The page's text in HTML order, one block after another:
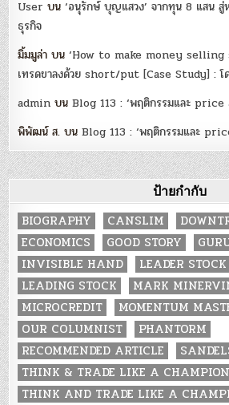
User บน‘อนุรักษ์ บุญแสวง’ จากทุน 8 แสน สู่
ธุรกิจ
มิ้มมูล่า บน‘How to make money selling
เทรดขาลงด้วย short/put [Case Study] : โ
admin บนBlog 113 : ‘พฤติกรรมและ
พิพัฒน์ ส. บนBlog 113 : ‘พฤติกรรมและ
ป้ายกำกับ
BIOGRAPHY CANSLIM
ECONOMICS
GOOD STORY
INVISIBLE HAND
LEADER STOCK
LEADING STOCK
MARK
MICROCREDIT
MOMENTUM
OUR COLUMNIST
PHANTORM
RECOMMENDED ARTICLE
THINK & TRADE LIKE A CHAMPION
THINK AND TRADE LIKE A